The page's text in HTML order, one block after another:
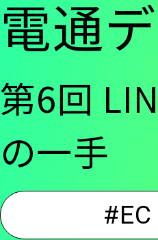
電通
第6回
の一手
#EC